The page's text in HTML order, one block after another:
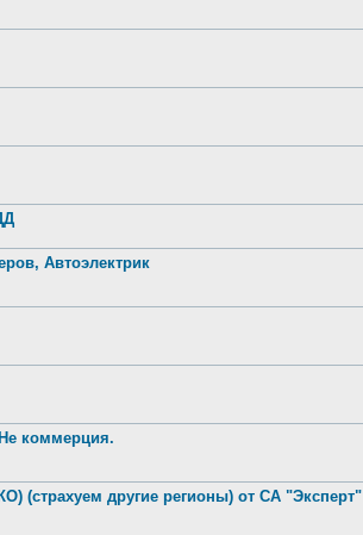
Автоэлектрик
коммерция.
(страхуем другие регионы) от СА "Эксперт"